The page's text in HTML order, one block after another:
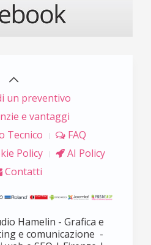
un preventivo
e vantaggi
Tecnico
FAQ
Policy
AI Policy
Contatti
Hamelin - Grafica e
e comunicazione -